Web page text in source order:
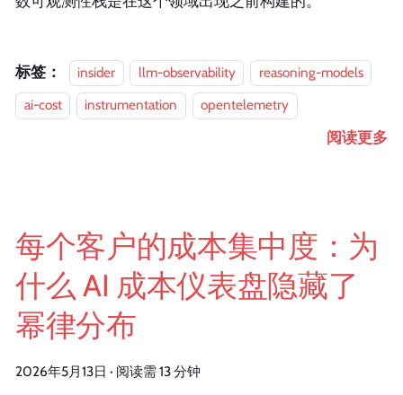
标签： insider llm-observability
reasoning-models
ai-cost
instrumentation opentelemetry
阅读更多
每个客户的成本集中度：为
什么 AI 成本仪表盘隐藏了
幂律分布
2026年5月13日 · 阅读需 13 分钟